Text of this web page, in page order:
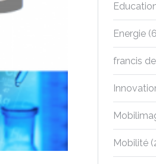
Energie
francis
Mobilité